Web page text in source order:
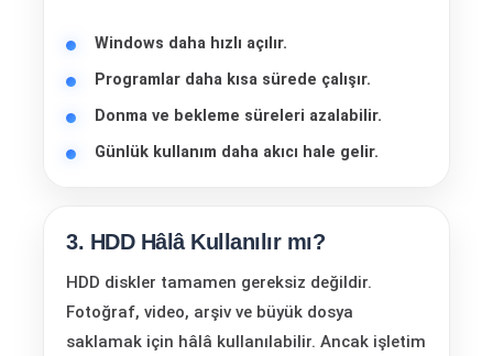
Windows daha hızlı açılır.
Programlar daha kısa sürede çalışır.
Donma ve bekleme süreleri azalabilir.
Günlük kullanım daha akıcı hale gelir.
3. HDD Hâlâ Kullanılır mı?
HDD diskler tamamen gereksiz değildir.
Fotoğraf, video, arşiv ve büyük dosya
saklamak için hâlâ kullanılabilir. Ancak işletim